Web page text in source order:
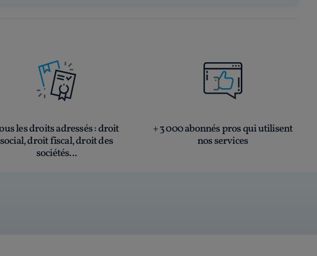
les droits adressés: droit
social, droit fiscal, droit des
sociétés...
+ 3 000 abonnés pros qui utilisent
nos services